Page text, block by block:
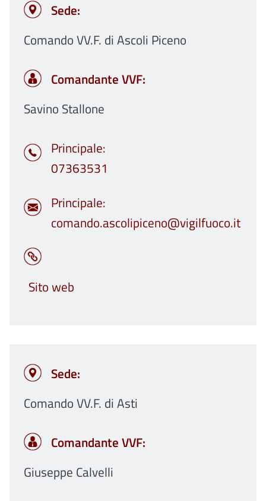
Sede:
Comando VV.F. di Ascoli Piceno
Comandante VVF:
Savino Stallone
Principale
07363531
Principale
comando.ascolipiceno@vigilfuoco.it
Sito web
Sede:
Comando VV.F. di Asti
Comandante VVF:
Giuseppe Calvelli